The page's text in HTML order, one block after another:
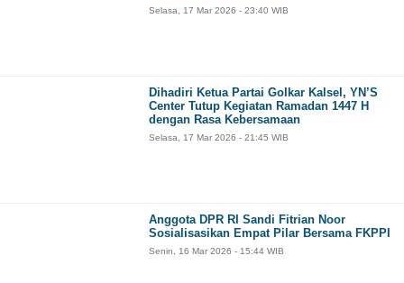
Selasa, 17 Mar 2026 - 23:40 WIB
Dihadiri Ketua Partai Golkar Kalsel, YN’S
Center Tutup Kegiatan Ramadan 1447 H
dengan Rasa Kebersamaan
Selasa, 17 Mar 2026 - 21:45 WIB
Anggota DPR RI Sandi Fitrian Noor
Sosialisasikan Empat Pilar Bersama FKPPI
Senin, 16 Mar 2026 - 15:44 WIB